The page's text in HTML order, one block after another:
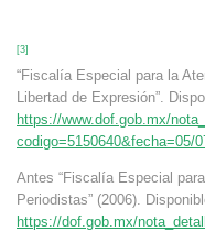
[3]
“Fiscalía Especial para la
Libertad de Expresión”.
https://www.dof.gob.mx/
codigo=5150640&fecha=05/
Antes “Fiscalía Especial
Periodistas” (2006).
https://dof.gob.mx/